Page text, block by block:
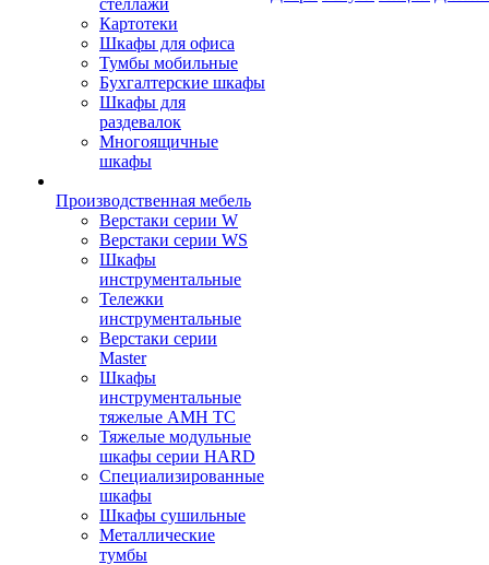
стеллажи
Картотеки
Шкафы для офиса
Тумбы мобильные
Бухгалтерские шкафы
Шкафы для
раздевалок
Многоящичные
шкафы
Производственная мебель
Верстаки серии W
Верстаки серии WS
Шкафы
инструментальные
Тележки
инструментальные
Верстаки серии
Master
Шкафы
инструментальные
тяжелые AMH TC
Тяжелые модульные
шкафы серии HARD
Cпециализированные
шкафы
Шкафы сушильные
Металлические
тумбы